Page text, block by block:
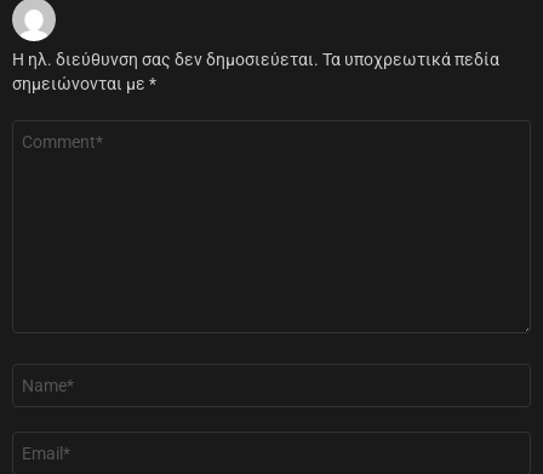
Η ηλ. διεύθυνση σας δεν δημοσιεύεται. Τα υποχρεωτικά πεδία
σημειώνονται με *
Σχόλιο
Όνομα
Email